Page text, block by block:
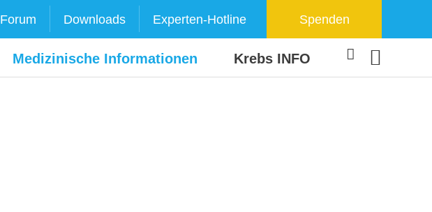
Forum Downloads Experten-Hotline Spenden
Medizinische Informationen Krebs INFO